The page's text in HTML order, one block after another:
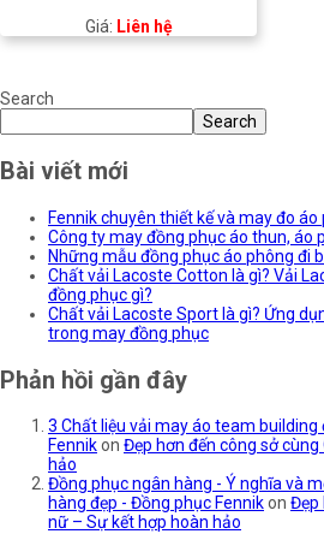
Giá: Liên hệ
Search
Search
Bài viết mới
Fennik chuyên thiết kế và may đo
Công ty may đồng phục áo thun, áo
Những mẫu đồng phục áo phông đi
Chất vải Lacoste Cotton là gì? Vải
đồng phục gì?
Chất vải Lacoste Sport là gì? Ứng
trong may đồng phục
Phản hồi gần đây
3 Chất liệu vải may áo team
Fennikon Đẹp hơn đến công sở
hảo
Đồng phục ngân hàng - Ý nghĩa và
hàng đẹp - Đồng phục Fennikon Đẹp
nữ – Sự kết hợp hoàn hảo